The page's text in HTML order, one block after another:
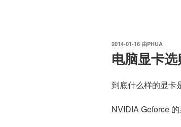
发
于
2014-01-16 由PHUA
电脑显卡
到底什么样的显卡
NVIDIA Geforce